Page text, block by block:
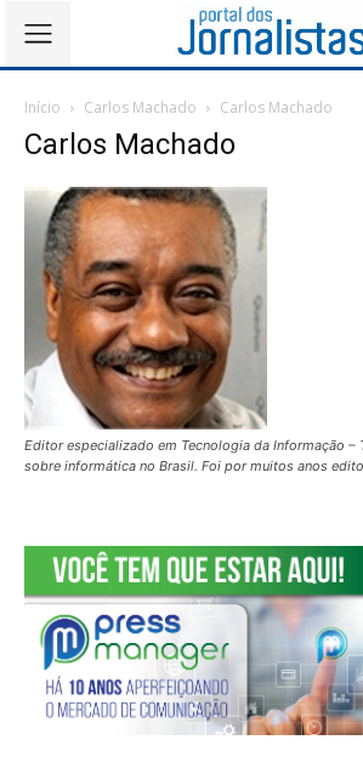
Início Carlos Machado Carlos Machado
Carlos Machado
Editor especializado em Tecnologia da Informação –
sobre informática no Brasil. Foi por muitos anos